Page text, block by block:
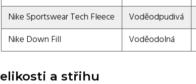
Nike Sportswear Tech Fleece
Voděodpudivá
Nike Down Fill
Voděodolná
a střihu